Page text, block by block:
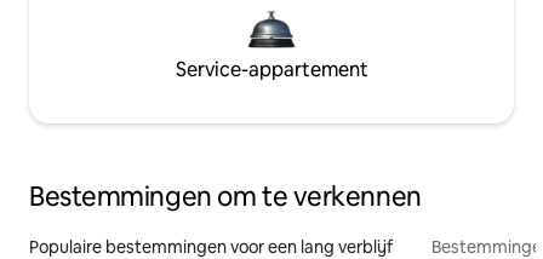
Service-appartement
Bestemmingen om te verkennen
Populaire bestemmingen voor een lang verblijf